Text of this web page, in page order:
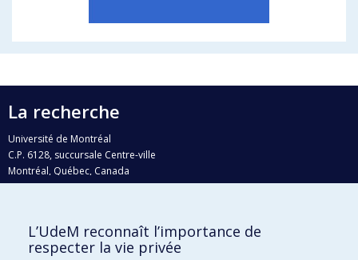
La recherche
Université de Montréal
C.P. 6128, succursale Centre-ville
Montréal, Québec, Canada
H3C 3J7
Qui fait quoi?
L’UdeM reconnaît l’importance de
respecter la vie privée